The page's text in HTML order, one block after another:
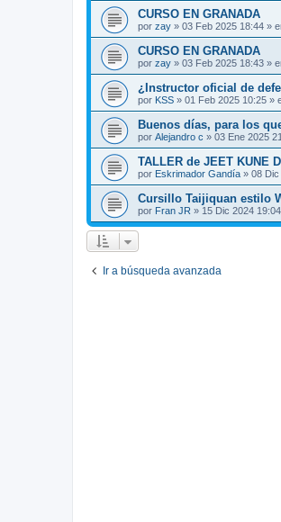
CURSO EN GRANADA
por zay » 03 Feb 2025 18:44 »
CURSO EN GRANADA
por zay » 03 Feb 2025 18:43 »
¿Instructor oficial de
por KSS » 01 Feb 2025 10:25 »
Buenos días, para los
por Alejandro c » 03 Ene 2025
TALLER de JEET KUNE
por Eskrimador Gandía » 08 Dic
Cursillo Taijiquan estilo
por Fran JR » 15 Dic 2024 19:04
Ir a búsqueda avanzada